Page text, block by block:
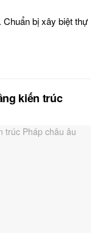
bị xây biệt thự
kiến trúc